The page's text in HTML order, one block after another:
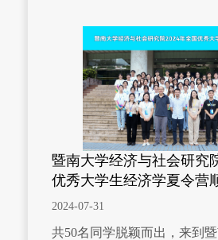
暨南大学经济与社会研究
优秀大学生经济学夏令营
2024-07-31
共50名同学脱颖而出，来到